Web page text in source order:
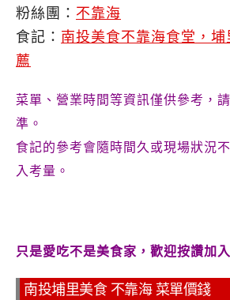
粉絲團： 不靠海
食記： 南投美食不靠海食堂，
薦
菜單、營業時間等資訊僅供參考，
準。
食記的參考會隨時間久或現場狀況
入考量。
只是愛吃不是美食家，歡迎按讚加
南投埔里美食 不靠海 菜單價錢